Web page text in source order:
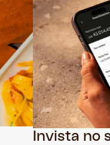
Invista no